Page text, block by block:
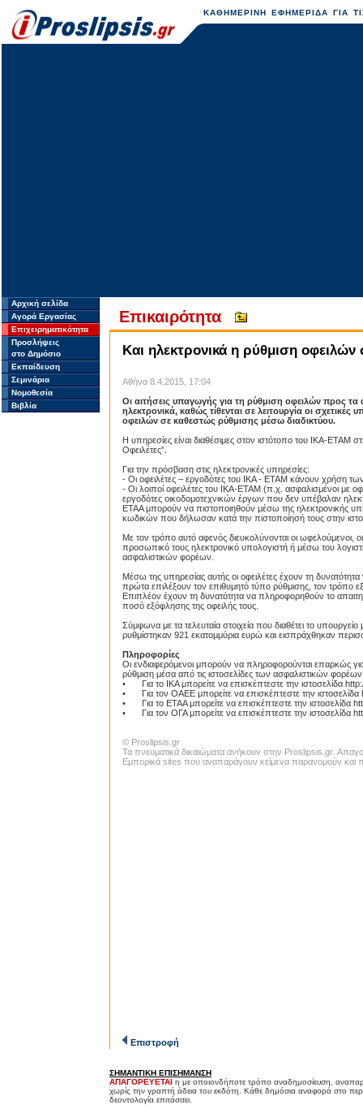
ΚΑΘΗΜΕΡΙΝΗ ΕΦΗΜΕΡΙΔΑ ΓΙΑ
Αρχική σελίδα
Αγορά Εργασίας
Επιχειρηματικότητα
Προσλήψεις
στο Δημόσιο
Εκπαίδευση
Σεμινάρια
Νομοθεσία
Βιβλία
Επικαιρότητα
Και ηλεκτρονικά η ρύθμιση οφειλών
Αθήνα 8.4.2015, 17:04
Οι αιτήσεις υπαγωγής για τη ρύθμιση οφειλών προς
ηλεκτρονικά, καθώς τίθενται σε λειτουργία οι
οφειλών σε καθεστώς ρύθμισης μέσω διαδικτύου.
Η υπηρεσίες είναι διαθέσιμες στον ιστότοπο του ΙΚΑ-ΕΤΑΜ
Οφειλέτες”.
Για την πρόσβαση στις ηλεκτρονικές υπηρεσίες:
- Οι οφειλέτες – εργοδότες του ΙΚΑ - ΕΤΑΜ κάνουν χρήση
- Οι λοιποί οφειλέτες του ΙΚΑ-ΕΤΑΜ (π.χ. ασφαλισμένοι με
εργοδότες οικοδομοτεχνικών έργων που δεν υπέβαλαν
ΕΤΑΑ μπορούν να πιστοποιηθούν μέσω της ηλεκτρονικής
κωδικών που δήλωσαν κατά την πιστοποίησή τους στην
Με τον τρόπο αυτό αφενός διευκολύνονται οι
προσωπικό τους ηλεκτρονικό υπολογιστή ή μέσω του
ασφαλιστικών φορέων.
Μέσω της υπηρεσίας αυτής οι οφειλέτες έχουν τη
πρώτα επιλέξουν τον επιθυμητό τύπο ρύθμισης, τον τρόπο
Επιπλέον έχουν τη δυνατότητα να πληροφορηθούν το
ποσό εξόφλησης της οφειλής τους.
Σύμφωνα με τα τελευταία στοιχεία που διαθέτει το
ρυθμίστηκαν 921 εκατομμύρια ευρώ και εισπράχθηκαν
Πληροφορίες
Οι ενδιαφερόμενοι μπορούν να πληροφορούνται επαρκώς
ρύθμιση μέσα από τις ιστοσελίδες των ασφαλιστικών
•
Για το ΙΚΑ μπορείτε να επισκέπτεστε την ιστοσελίδα
•
Για τον ΟΑΕΕ μπορείτε να επισκέπτεστε την
•
Για το ΕΤΑΑ μπορείτε να επισκέπτεστε την ιστοσελίδα
•
Για τον ΟΓΑ μπορείτε να επισκέπτεστε την ιστοσελίδα
© Proslipsis.gr
Τα πνευματικά δικαιώματα ανήκουν στην Proslipsis.gr.
Εμπορικά sites που αναπαράγουν κείμενα παρανομούν και
Επιστροφή
ΣΗΜΑΝΤΙΚΗ ΕΠΙΣΗΜΑΝΣΗ
ΑΠΑΓΟΡΕΥΕΤΑΙ η με οποιονδήποτε τρόπο αναδημοσίευση,
χωρίς την γραπτή άδεια του εκδότη. Κάθε δημόσια αναφορά στο
δεοντολογία επιτάσσει.